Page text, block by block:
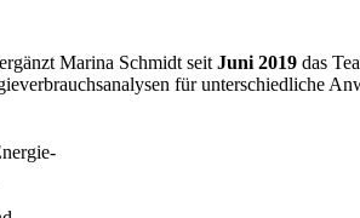
Marina Schmidt seit Juni 2019 das
für unterschiedliche